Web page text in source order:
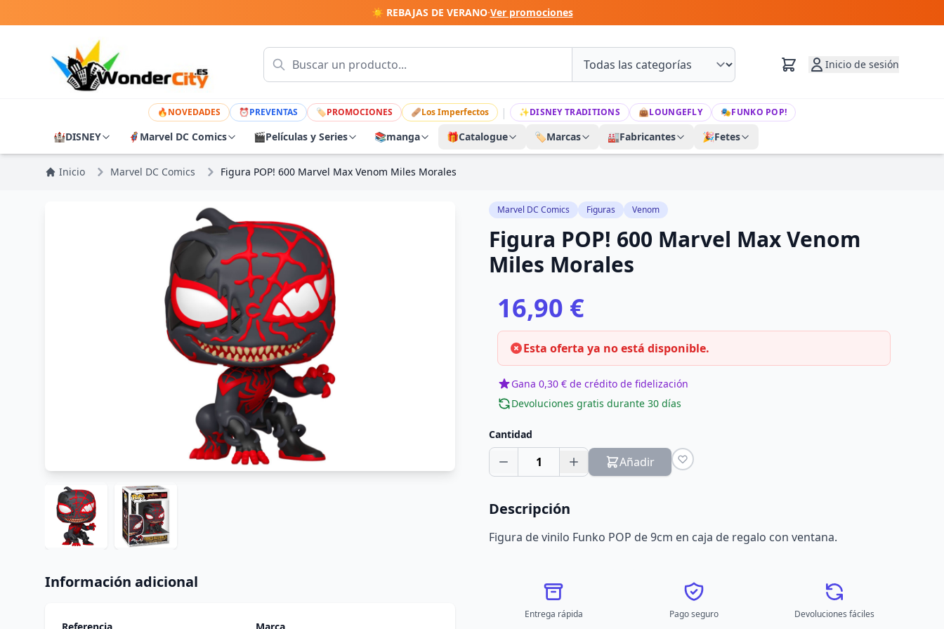
☀️ REBAJAS DE VERANO·Ver promociones
Inicio de sesión
🔥NOVEDADES ⏰PREVENTAS 🏷PROMOCIONES 🩹Los Imperfectos | ✨DISNEY TRADITIONS 👜LOUNGEFLY 🎭FUNKO POP!
🏰DISNEY 🦸 Marvel DC Comics 🎬Películas y Series 📚manga 🎁Catalogue 🏷️Marcas 🏭Fabricantes 🎉Fetes
Inicio Marvel DC Comics Figura POP! 600 Marvel Max Venom Miles Morales
Información adicional
Marvel DC Comics Figuras Venom
Figura POP! 600 Marvel Max Venom
Miles Morales
16,90 €
Esta oferta ya no está disponible.
Gana 0,30 € de crédito de fidelización
Devoluciones gratis durante 30 días
Cantidad
1 Añadir
Descripción
Figura de vinilo Funko POP de 9cm en caja de regalo con ventana.
Entrega rápida Pago seguro Devoluciones fáciles